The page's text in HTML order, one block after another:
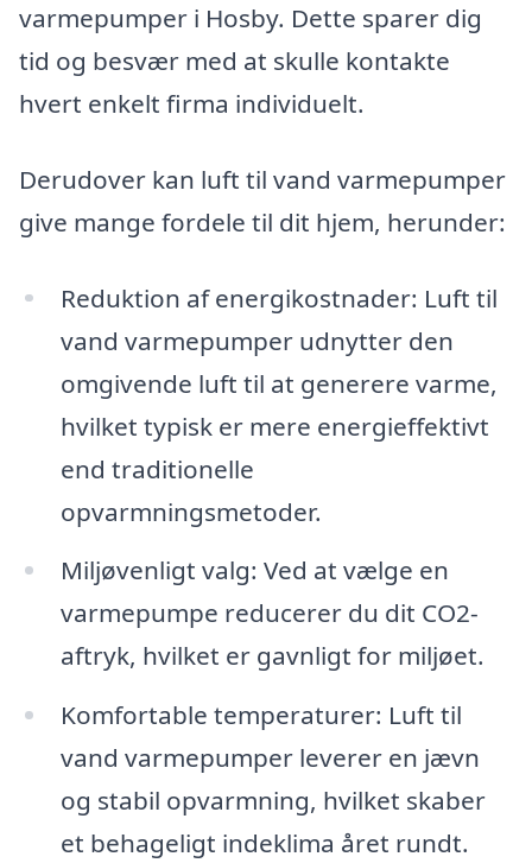
varmepumper i Hosby. Dette sparer dig
tid og besvær med at skulle kontakte
hvert enkelt firma individuelt.
Derudover kan luft til vand varmepumper
give mange fordele til dit hjem, herunder:
Reduktion af energikostnader: Luft til
vand varmepumper udnytter den
omgivende luft til at generere varme,
hvilket typisk er mere energieffektivt
end traditionelle
opvarmningsmetoder.
Miljøvenligt valg: Ved at vælge en
varmepumpe reducerer du dit CO2-
aftryk, hvilket er gavnligt for miljøet.
Komfortable temperaturer: Luft til
vand varmepumper leverer en jævn
og stabil opvarmning, hvilket skaber
et behageligt indeklima året rundt.